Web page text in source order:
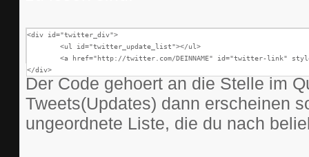
<div id="twitter_div">
</div>
Der Code gehoert an die Stelle im
Tweets(Updates) dann erscheinen
ungeordnete Liste, die du nach